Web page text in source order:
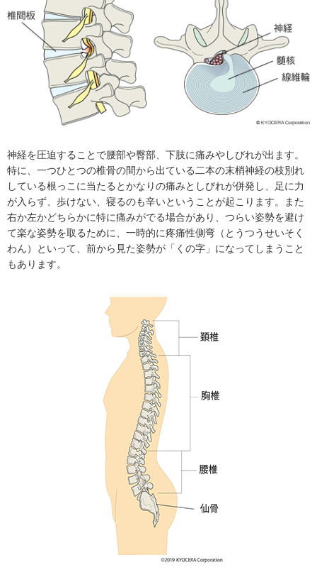
神経を圧迫することで腰部や臀部、下肢に痛みやしびれが出ます。
特に、一つひとつの椎骨の間から出ている二本の末梢神経の枝別れ
している根っこに当たるとかなりの痛みとしびれが併発し、足に力
が入らず、歩けない、寝るのも辛いということが起こります。また
右か左かどちらかに特に痛みがでる場合があり、つらい姿勢を避け
て楽な姿勢を取るために、一時的に疼痛性側弯（とうつうせいそく
わん）といって、前から見た姿勢が「くの字」になってしまうこと
もあります。